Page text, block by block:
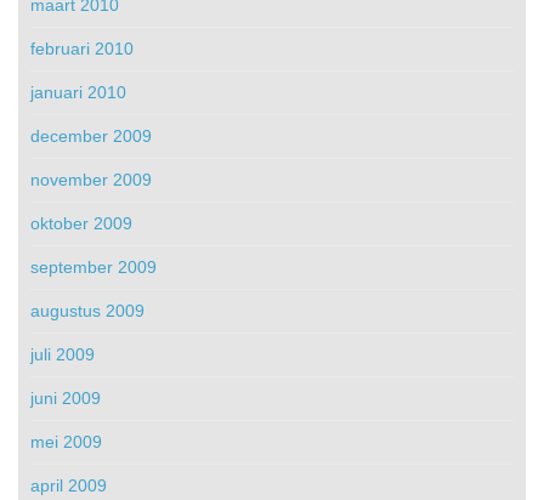
maart 2010
februari 2010
januari 2010
december 2009
november 2009
oktober 2009
september 2009
augustus 2009
juli 2009
juni 2009
mei 2009
april 2009